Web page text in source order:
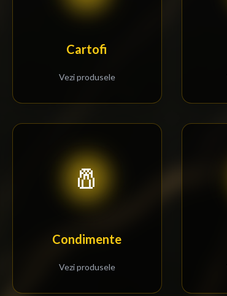
Cartofi
Vezi produsele
🧂
Condimente
Vezi produsele